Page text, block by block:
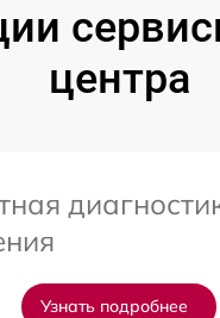
центра
Узнать подробнее